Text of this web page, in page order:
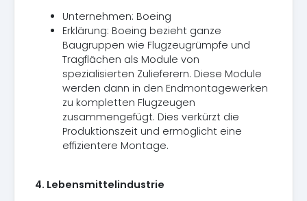
Unternehmen: Boeing
Erklärung: Boeing bezieht ganze
Baugruppen wie Flugzeugrümpfe und
Tragflächen als Module von
spezialisierten Zulieferern. Diese Module
werden dann in den Endmontagewerken
zu kompletten Flugzeugen
zusammengefügt. Dies verkürzt die
Produktionszeit und ermöglicht eine
effizientere Montage.
4. Lebensmittelindustrie